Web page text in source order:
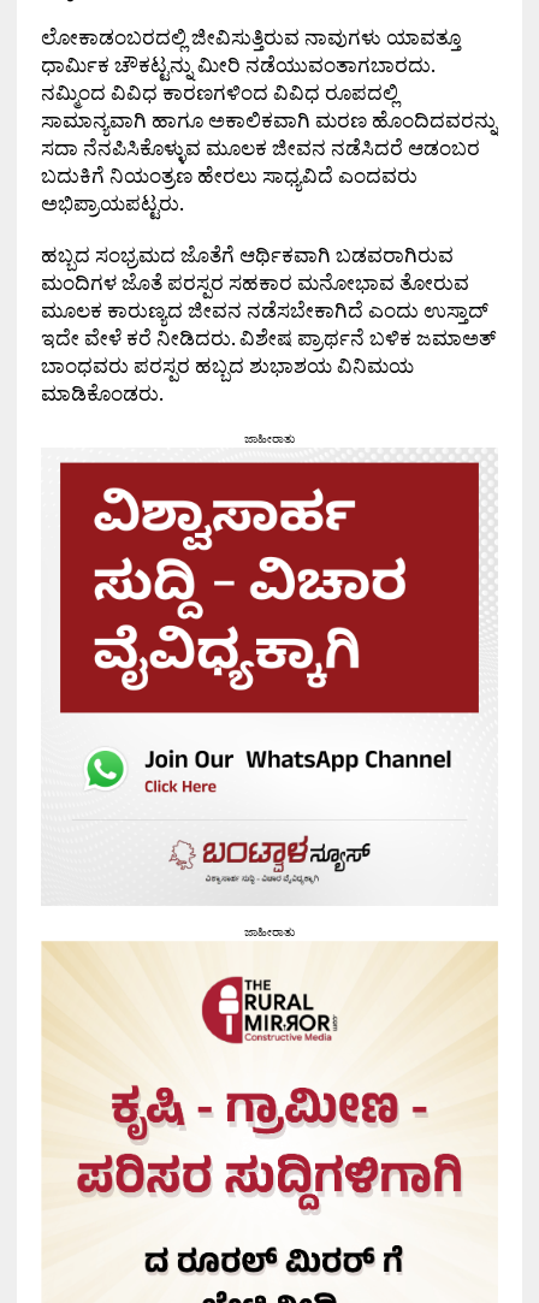
ಲೋಕಾಡಂಬರದಲ್ಲಿ ಜೀವಿಸುತ್ತಿರುವ ನಾವುಗಳು ಯಾವತ್ತೂ
ಧಾರ್ಮಿಕ ಚೌಕಟ್ಟನ್ನು ಮೀರಿ ನಡೆಯುವಂತಾಗಬಾರದು.
ನಮ್ಮಿಂದ ವಿವಿಧ ಕಾರಣಗಳಿಂದ ವಿವಿಧ ರೂಪದಲ್ಲಿ
ಸಾಮಾನ್ಯವಾಗಿ ಹಾಗೂ ಅಕಾಲಿಕವಾಗಿ ಮರಣ ಹೊಂದಿದವರನ್ನು
ಸದಾ ನೆನಪಿಸಿಕೊಳ್ಳುವ ಮೂಲಕ ಜೀವನ ನಡೆಸಿದರೆ ಆಡಂಬರ
ಬದುಕಿಗೆ ನಿಯಂತ್ರಣ ಹೇರಲು ಸಾಧ್ಯವಿದೆ ಎಂದವರು
ಅಭಿಪ್ರಾಯಪಟ್ಟರು.
ಹಬ್ಬದ ಸಂಭ್ರಮದ ಜೊತೆಗೆ ಆರ್ಥಿಕವಾಗಿ ಬಡವರಾಗಿರುವ
ಮಂದಿಗಳ ಜೊತೆ ಪರಸ್ಪರ ಸಹಕಾರ ಮನೋಭಾವ ತೋರುವ
ಮೂಲಕ ಕಾರುಣ್ಯದ ಜೀವನ ನಡೆಸಬೇಕಾಗಿದೆ ಎಂದು ಉಸ್ತಾದ್
ಇದೇ ವೇಳೆ ಕರೆ ನೀಡಿದರು. ವಿಶೇಷ ಪ್ರಾರ್ಥನೆ ಬಳಿಕ ಜಮಾಅತ್
ಬಾಂಧವರು ಪರಸ್ಪರ ಹಬ್ಬದ ಶುಭಾಶಯ ವಿನಿಮಯ
ಮಾಡಿಕೊಂಡರು.
ಜಾಹೀರಾತು
ಜಾಹೀರಾತು